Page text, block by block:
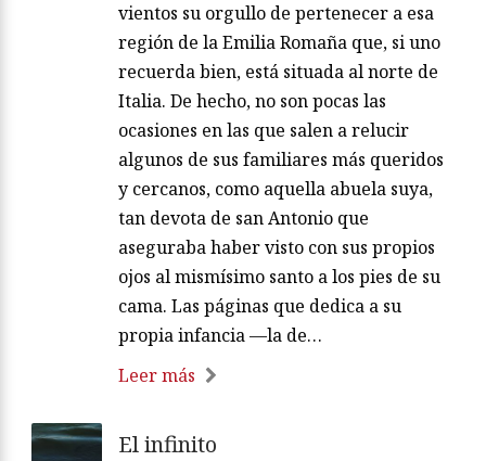
vientos su orgullo de pertenecer a esa
región de la Emilia Romaña que, si uno
recuerda bien, está situada al norte de
Italia. De hecho, no son pocas las
ocasiones en las que salen a relucir
algunos de sus familiares más queridos
y cercanos, como aquella abuela suya,
tan devota de san Antonio que
aseguraba haber visto con sus propios
ojos al mismísimo santo a los pies de su
cama. Las páginas que dedica a su
propia infancia —la de…
Leer más
El infinito